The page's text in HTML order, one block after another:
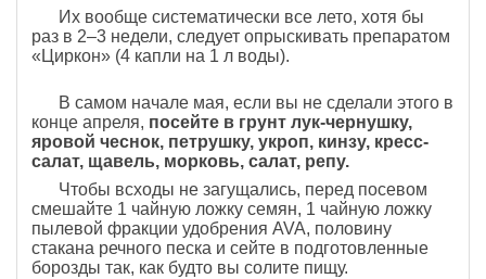
Их вообще систематически все лето, хотя бы
раз в 2–3 недели, следует опрыскивать препаратом
«Циркон» (4 капли на 1 л воды).
В самом начале мая, если вы не сделали этого в
конце апреля, посейте в грунт лук-чернушку,
яровой чеснок, петрушку, укроп, кинзу, кресс-
салат, щавель, морковь, салат, репу.
Чтобы всходы не загущались, перед посевом
смешайте 1 чайную ложку семян, 1 чайную ложку
пылевой фракции удобрения AVA, половину
стакана речного песка и сейте в подготовленные
борозды так, как будто вы солите пищу.